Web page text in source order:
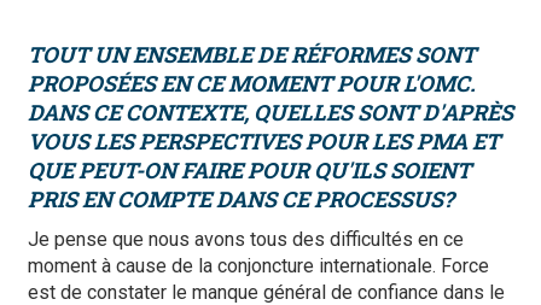
TOUT UN ENSEMBLE DE RÉFORMES SONT
PROPOSÉES EN CE MOMENT POUR L'OMC.
DANS CE CONTEXTE, QUELLES SONT D'APRÈS
VOUS LES PERSPECTIVES POUR LES PMA ET
QUE PEUT-ON FAIRE POUR QU'ILS SOIENT
PRIS EN COMPTE DANS CE PROCESSUS?
Je pense que nous avons tous des difficultés en ce
moment à cause de la conjoncture internationale. Force
est de constater le manque général de confiance dans le